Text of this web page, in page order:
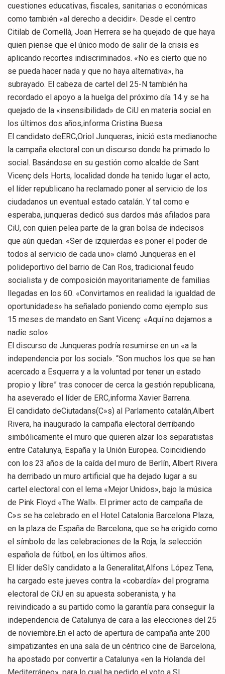
cuestiones educativas, fiscales, sanitarias o económicas
como también «al derecho a decidir». Desde el centro
Citilab de Cornellà, Joan Herrera se ha quejado de que haya
quien piense que el único modo de salir de la crisis es
aplicando recortes indiscriminados. «No es cierto que no
se pueda hacer nada y que no haya alternativa», ha
subrayado. El cabeza de cartel del 25-N también ha
recordado el apoyo a la huelga del próximo día 14 y se ha
quejado de la «insensibilidad» de CiU en materia social en
los últimos dos años,informa Cristina Buesa.
El candidato deERC,Oriol Junqueras, inició esta medianoche
la campaña electoral con un discurso donde ha primado lo
social. Basándose en su gestión como alcalde de Sant
Vicenç dels Horts, localidad donde ha tenido lugar el acto,
el líder republicano ha reclamado poner al servicio de los
ciudadanos un eventual estado catalán. Y tal como e
esperaba, junqueras dedicó sus dardos más afilados para
CiU, con quien pelea parte de la gran bolsa de indecisos
que aún quedan. «Ser de izquierdas es poner el poder de
todos al servicio de cada uno» clamó Junqueras en el
polideportivo del barrio de Can Ros, tradicional feudo
socialista y de composición mayoritariamente de familias
llegadas en los 60. «Convirtamos en realidad la igualdad de
oportunidades» ha señalado poniendo como ejemplo sus
15 meses de mandato en Sant Vicenç: «Aquí no dejamos a
nadie solo».
El discurso de Junqueras podría resumirse en un «a la
independencia por los social». “Son muchos los que se han
acercado a Esquerra y a la voluntad por tener un estado
propio y libre” tras conocer de cerca la gestión republicana,
ha aseverado el líder de ERC,informa Xavier Barrena.
El candidato deCiutadans(C»s) al Parlamento catalán,Albert
Rivera, ha inaugurado la campaña electoral derribando
simbólicamente el muro que quieren alzar los separatistas
entre Catalunya, España y la Unión Europea. Coincidiendo
con los 23 años de la caída del muro de Berlín, Albert Rivera
ha derribado un muro artificial que ha dejado lugar a su
cartel electoral con el lema «Mejor Unidos», bajo la música
de Pink Floyd «The Wall». El primer acto de campaña de
C»s se ha celebrado en el Hotel Catalonia Barcelona Plaza,
en la plaza de España de Barcelona, que se ha erigido como
el símbolo de las celebraciones de la Roja, la selección
española de fútbol, en los últimos años.
El líder deSIy candidato a la Generalitat,Alfons López Tena,
ha cargado este jueves contra la «cobardía» del programa
electoral de CiU en su apuesta soberanista, y ha
reivindicado a su partido como la garantía para conseguir la
independencia de Catalunya de cara a las elecciones del 25
de noviembre.En el acto de apertura de campaña ante 200
simpatizantes en una sala de un céntrico cine de Barcelona,
ha apostado por convertir a Catalunya «en la Holanda del